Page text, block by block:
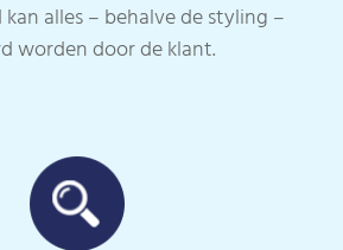
alles – behalve de styling –
worden door de klant.